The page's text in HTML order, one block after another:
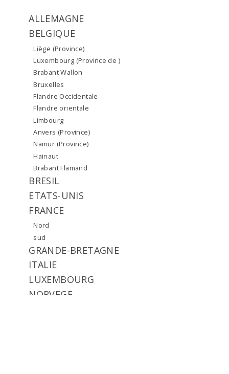
ALLEMAGNE
BELGIQUE
Liège (Province)
Luxembourg (Province de )
Brabant Wallon
Bruxelles
Flandre Occidentale
Flandre orientale
Limbourg
Anvers (Province)
Namur (Province)
Hainaut
Brabant Flamand
BRESIL
ETATS-UNIS
FRANCE
Nord
sud
GRANDE-BRETAGNE
ITALIE
LUXEMBOURG
NORVEGE